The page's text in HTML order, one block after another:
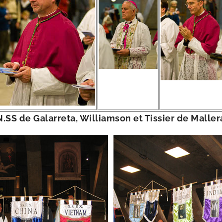
de Galarreta, Williamson et Tissier de